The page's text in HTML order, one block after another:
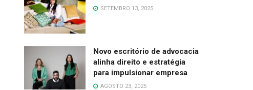
SETEMBRO 13, 2025
Novo escritório de advocacia
alinha direito e estratégia
para impulsionar empresa
AGOSTO 23, 2025